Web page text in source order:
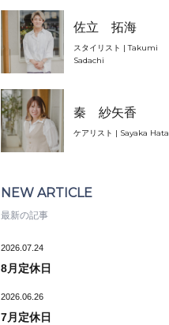
佐立 拓海
スタイリスト | Takumi
Sadachi
秦 紗矢香
ケアリスト | Sayaka Hata
NEW ARTICLE
最新の記事
2026.07.24
8月定休日
2026.06.26
7月定休日